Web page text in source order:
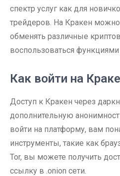
спектр услуг как для
трейдеров. На Кракен можно
обменять различные
воспользоваться
Как войти на
Доступ к Кракен через
дополнительную
войти на платформу, вам
инструменты, такие как
Tor, вы можете получить
ссылку в .onion сети.